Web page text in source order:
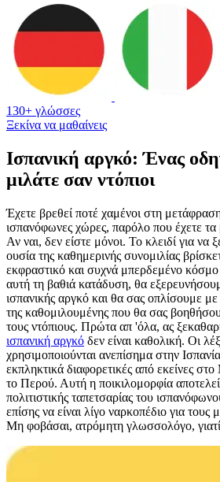
130+ γλώσσες
Ξεκίνα να μαθαίνεις
Ισπανική αργκό: Ένας
μιλάτε σαν ντόπιοι
Έχετε βρεθεί ποτέ χαμένοι στη
ισπανόφωνες χώρες, παρόλο που έχετε τα
Αν ναι, δεν είστε μόνοι. Το κλειδί για να
ουσία της καθημερινής συνομιλίας
εκφραστικό και συχνά μπερδεμένο κόσμο
αυτή τη βαθιά κατάδυση, θα
ισπανικής αργκό και θα σας οπλίσουμε με
της καθομιλουμένης που θα σας
τους ντόπιους. Πρώτα απ 'όλα, ας
ισπανική αργκό δεν είναι καθολική. Οι
χρησιμοποιούνται ανεπίσημα στην
εκπληκτικά διαφορετικές από εκείνες
το Περού. Αυτή η ποικιλομορφία
πολιτιστικής ταπετσαρίας του
επίσης να είναι λίγο ναρκοπέδιο για
Μη φοβάσαι, ατρόμητη γλωσσολόγο,